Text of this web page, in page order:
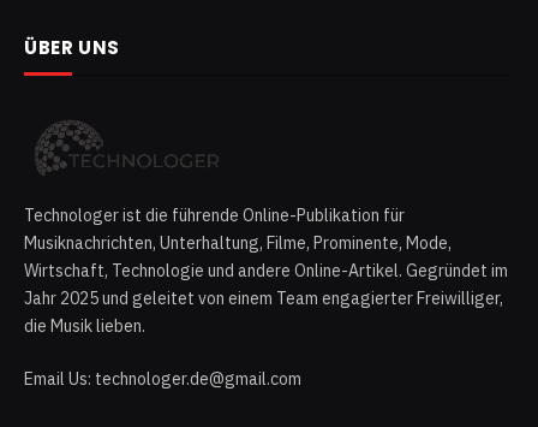
ÜBER UNS
Technologer ist die führende Online-Publikation für
Musiknachrichten, Unterhaltung, Filme, Prominente, Mode,
Wirtschaft, Technologie und andere Online-Artikel. Gegründet im
Jahr 2025 und geleitet von einem Team engagierter Freiwilliger,
die Musik lieben.
Email Us: technologer.de@gmail.com